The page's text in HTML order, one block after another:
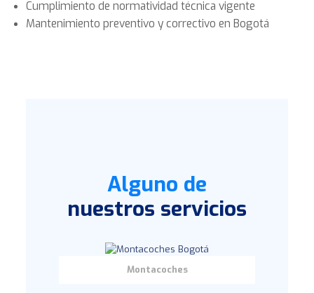
Cumplimiento de normatividad técnica vigente
Mantenimiento preventivo y correctivo en Bogotá
Alguno de
nuestros servicios
Montacoches